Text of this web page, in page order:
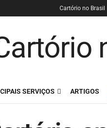
Cartório no Brasil
SERVIÇOS ARTIGOS